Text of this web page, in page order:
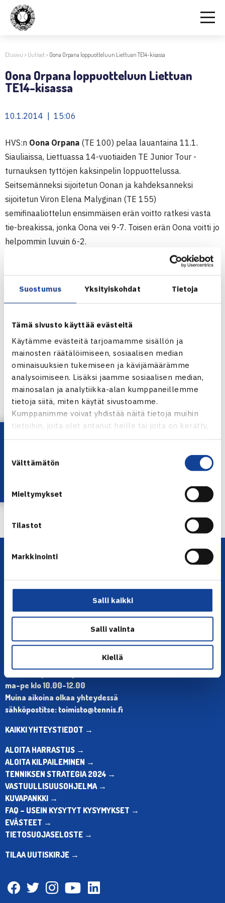
Suostumus Yksityiskohdat Tietoja
Tämä sivusto käyttää evästeitä
Käytämme evästeitä tarjoamamme sisällön ja
mainosten räätälöimiseen, sosiaalisen median
ominaisuuksien tukemiseen ja kävijämäärämme
analysoimiseen. Lisäksi jaamme sosiaalisen median,
mainosalan ja analytiikka-alan kumppaneillemme
tietoja siitä, miten käytät sivustoamme.
Kumppanimme voivat yhdistää näitä tietoja muihin
tietoihin, joita olet antanut heille tai joita on kerätty,
kun olet käyttänyt heidän palvelujaan.
valinta
Välttämätön
Mieltymykset
Tilastot
Markkinointi
Salli kaikki
Salli valinta
Kiellä
Etusivu > Uutiset> Oona Orpana loppuotteluun Liettuan TE14-kisassa
Oona Orpana loppuotteluun Liettuan
TE14-kisassa
10.1.2014 | 15:06
HVS:n Oona Orpana (TE 100) pelaa lauantaina 11.1.
Siauliaissa, Liettuassa 14-vuotiaiden TE Junior Tour -
turnauksen tyttöjen kaksinpelin loppuottelussa.
Seitsemänneksi sijoitetun Oonan ja kahdeksanneksi
sijoitetun Viron Elena Malyginan (TE 155)
semifinaaliottelun ensimmäisen erän voitto ratkesi vasta
tie-breakissa, jonka Oona vei 9-7. Toisen erän Oona voitti jo
helpommin luvuin 6-2.
Tämä oli tyttöjen ensimmäinen kohtaaminen kaksinpelissä,
tätä ennen he olivat pelanneet vastakkain kahdesti
nelinpelissä.
TE14v Junior Tour -turnaus
4.-12.1.2014 Siauliai, Liettua
Tyttöjen kaksinpeli
Välieriä: Oona Orpana (7.) – Elena Malygina Viro (8.) 76(7)
62
Turnaus verkossa
← Edellinen
Lataa OmaTennis!
Olympiastadion, Paavo Nurmen tie 1, 00250 Helsinki
Toimiston puhelinajat:
ma-pe klo 10.00-12.00
Muina aikoina olkaa yhteydessä
sähköpostitse: toimisto@tennis.fi
KAIKKI YHTEYSTIEDOT →
ALOITA HARRASTUS →
ALOITA KILPAILEMINEN →
TENNIKSEN STRATEGIA 2024 →
VASTUULLISUUSOHJELMA →
KUVAPANKKI →
FAQ – USEIN KYSYTYT KYSYMYKSET →
EVÄSTEET →
TIETOSUOJASELOSTE →
TILAA UUTISKIRJE →